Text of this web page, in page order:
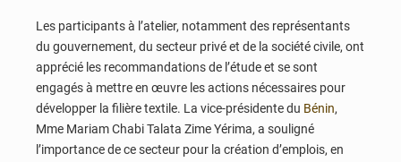
Les participants à l’atelier, notamment des représentants
du gouvernement, du secteur privé et de la société civile, ont
apprécié les recommandations de l’étude et se sont
engagés à mettre en œuvre les actions nécessaires pour
développer la filière textile. La vice-présidente du Bénin,
Mme Mariam Chabi Talata Zime Yérima, a souligné
l’importance de ce secteur pour la création d’emplois, en